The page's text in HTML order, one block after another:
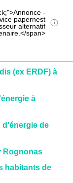
-
papernest
alternatif
span>
(ex ERDF) à
à
d'énergie de
Rognonas
habitants de